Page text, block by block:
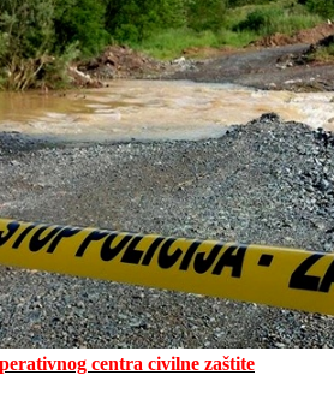
centra civilne zaštite